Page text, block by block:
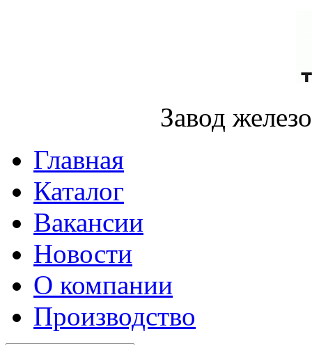
Завод
Главная
Каталог
Вакансии
Новости
О компании
Производство